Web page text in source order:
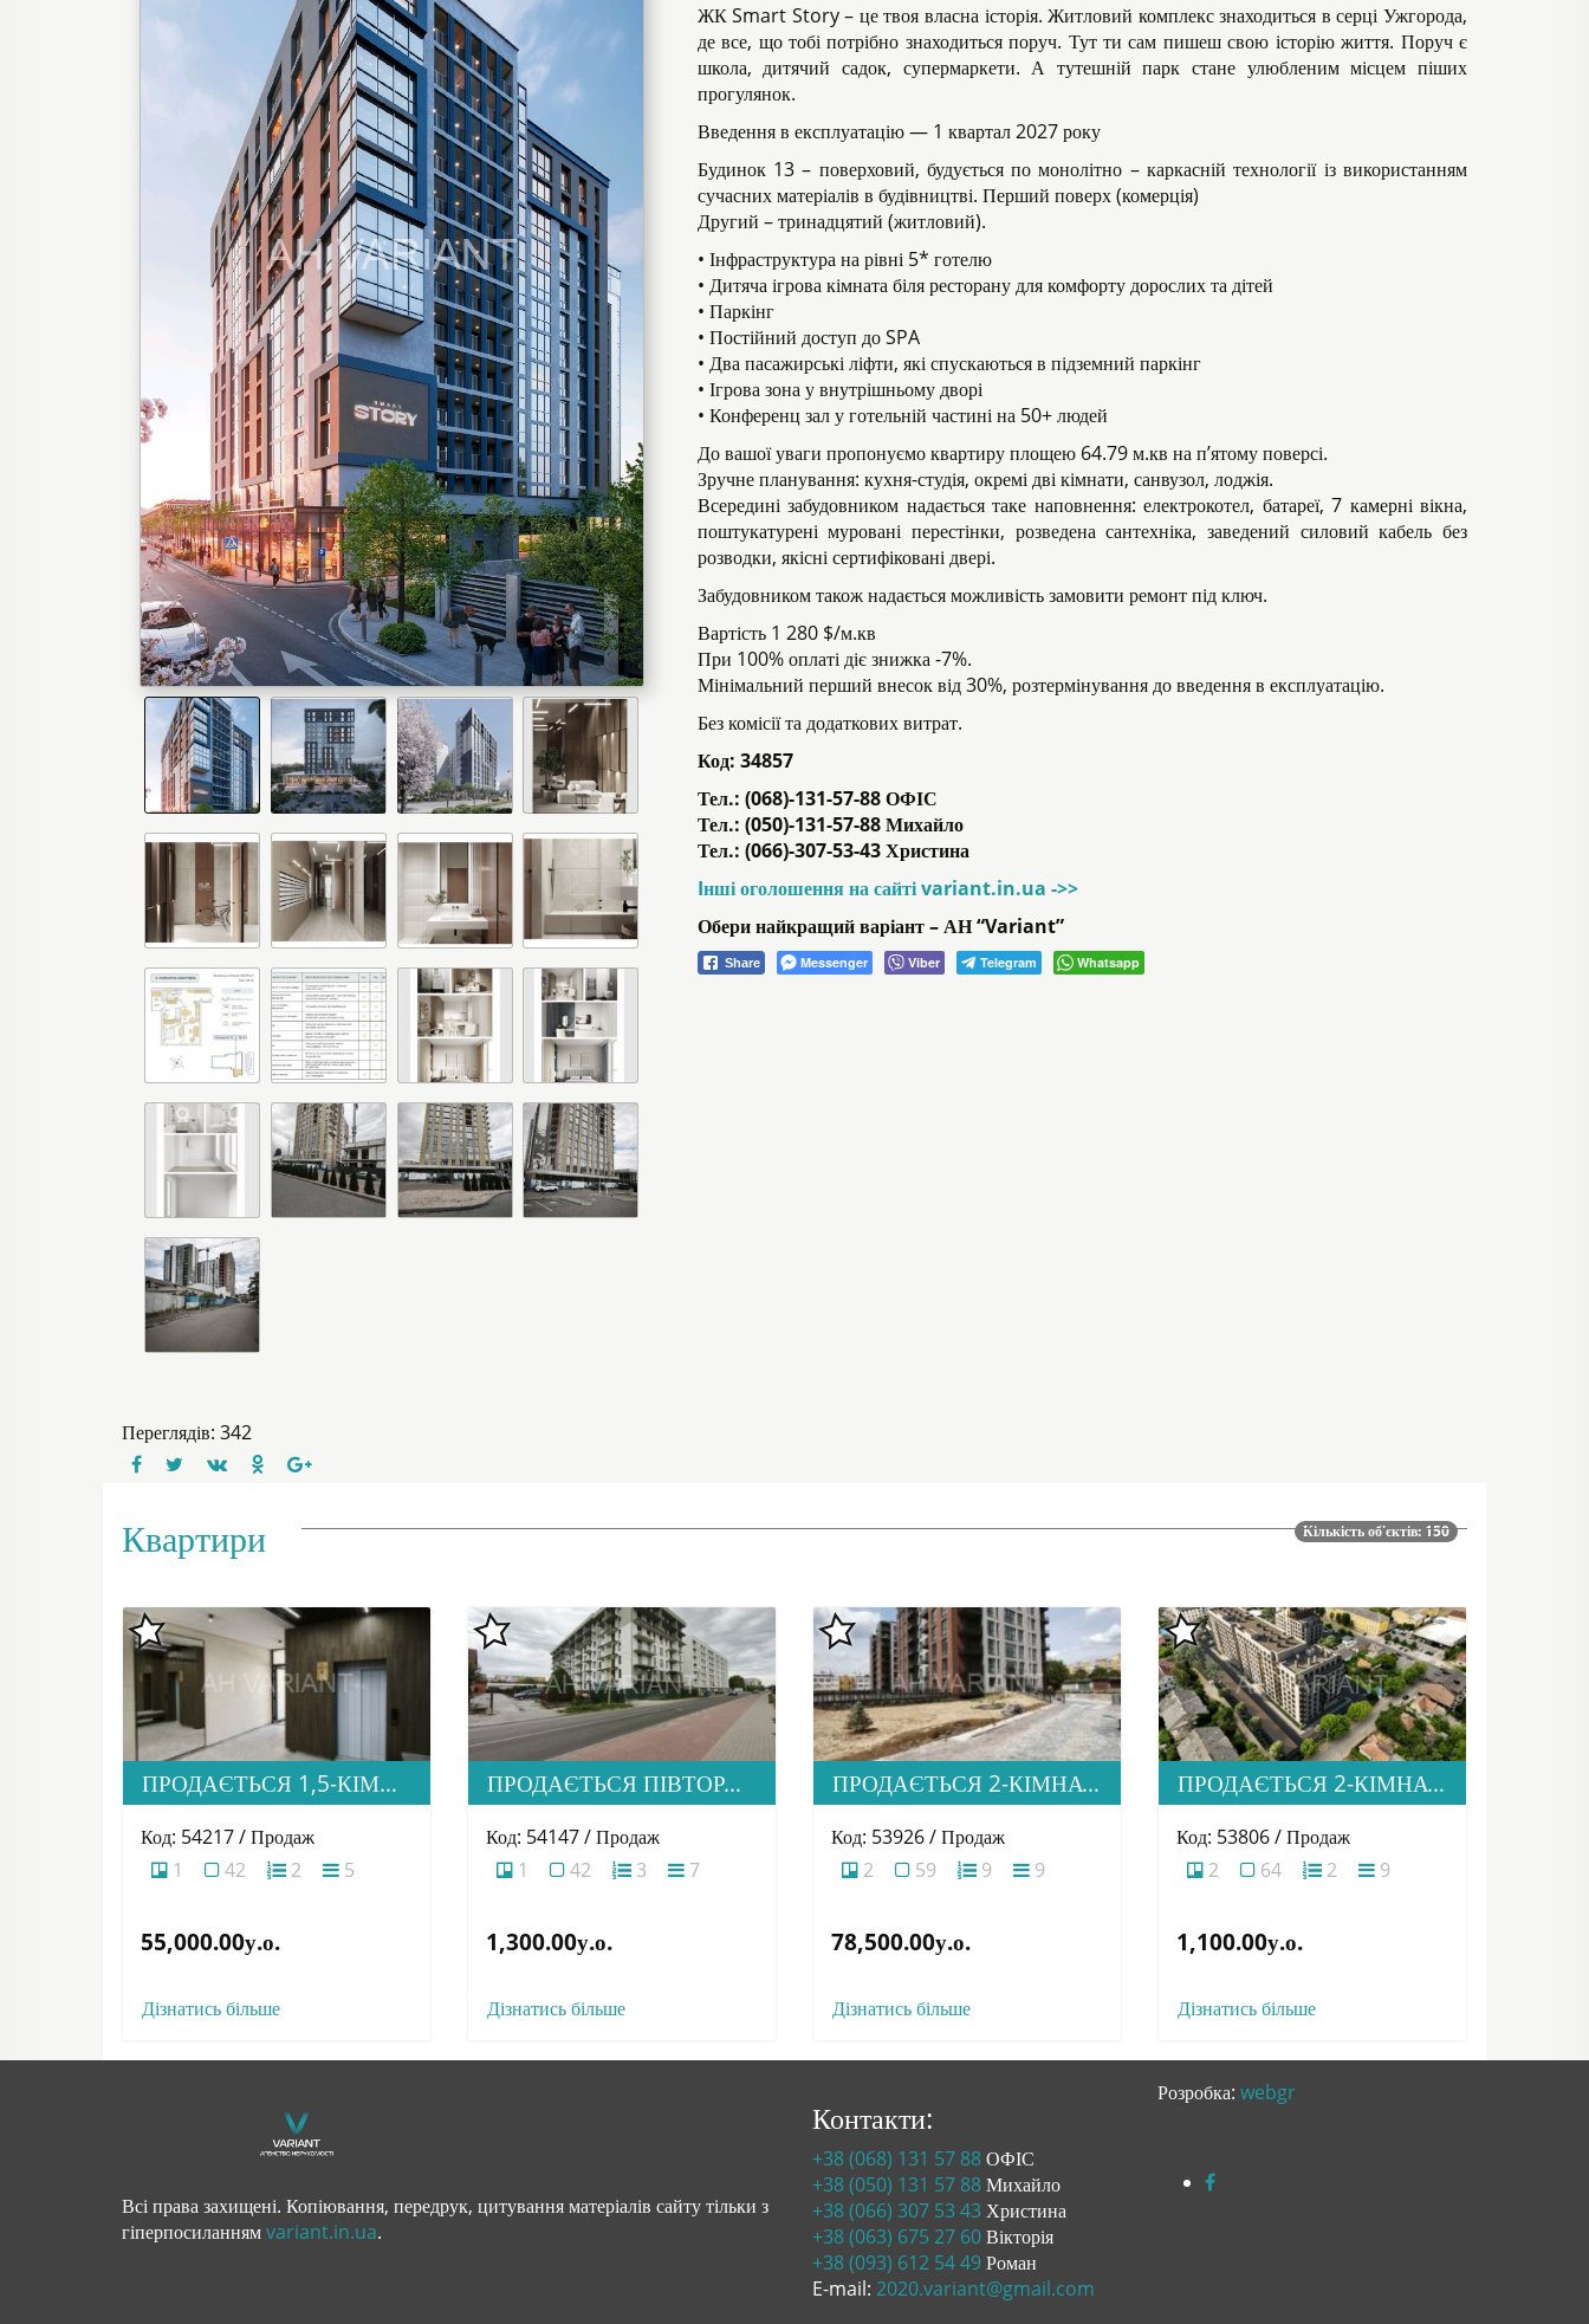
ЖК Smart Story – це твоя власна історія. Житловий комплекс знаходиться в серці Ужгорода,
де все, що тобі потрібно знаходиться поруч. Тут ти сам пишеш свою історію життя. Поруч є
школа, дитячий садок, супермаркети. А тутешній парк стане улюбленим місцем піших
прогулянок.
Введення в експлуатацію — 1 квартал 2027 року
Будинок 13 – поверховий, будується по монолітно – каркасній технології із використанням
сучасних матеріалів в будівництві. Перший поверх (комерція)
Другий – тринадцятий (житловий).
• Інфраструктура на рівні 5* готелю
• Дитяча ігрова кімната біля ресторану для комфорту дорослих та дітей
• Паркінг
• Постійний доступ до SPA
• Два пасажирські ліфти, які спускаються в підземний паркінг
• Ігрова зона у внутрішньому дворі
• Конференц зал у готельній частині на 50+ людей
До вашої уваги пропонуємо квартиру площею 64.79 м.кв на п’ятому поверсі.
Зручне планування: кухня-студія, окремі дві кімнати, санвузол, лоджія.
Всередині забудовником надається таке наповнення: електрокотел, батареї, 7 камерні вікна,
поштукатурені муровані перестінки, розведена сантехніка, заведений силовий кабель без
розводки, якісні сертифіковані двері.
Забудовником також надається можливість замовити ремонт під ключ.
Вартість 1 280 $/м.кв
При 100% оплаті діє знижка -7%.
Мінімальний перший внесок від 30%, розтермінування до введення в експлуатацію.
Без комісії та додаткових витрат.
Код: 34857
Тел.: (068)-131-57-88 ОФІС
Тел.: (050)-131-57-88 Михайло
Тел.: (066)-307-53-43 Христина
Iнші оголошення на сайті variant.in.ua ->>
Обери найкращий варіант – АН “Variant”
Share Messenger Viber Telegram Whatsapp
Переглядів: 342
Квартири Кількість об'єктів: 150
ПРОДАЄТЬСЯ 1,5-КІМНАТНА КВАРТИРА В НОВОБУДОВІ ЖК «ЗАГОРСЬКА»
Код: 54217 / Продаж
1
42 2 5
55,000.00у.о.
Дізнатись більше
ПРОДАЄТЬСЯ ПІВТОРАШКА (1.5) КВАРТИРА З ІДЕАЛЬНОЮ ЛОКАЦІЄЮ, ЖК HOME
Код: 54147 / Продаж
1
42 3 7
1,300.00у.о.
Дізнатись більше
ПРОДАЄТЬСЯ 2-КІМНАТНА КВАРТИРА В М. УЖГОРОД, ВУЛ. ТЛЕХАСА 19, ЖК “WEST TOWERS”
Код: 53926 / Продаж
2
59 9 9
78,500.00у.о.
Дізнатись більше
ПРОДАЄТЬСЯ 2-КІМНАТНА КВАРТИРА В НОВОМУ ЖК “ДІМ ДРУГЕТІВ”
Код: 53806 / Продаж
2
64 2 9
1,100.00у.о.
Дізнатись більше
Всі права захищені. Копіювання, передрук, цитування матеріалів сайту тільки з
гіперпосиланнямvariant.in.ua.
Контакти:
+38 (068) 131 57 88ОФІС
+38 (050) 131 57 88Михайло
+38 (066) 307 53 43 Христина
+38 (063) 675 27 60Вікторія
+38 (093) 612 54 49Роман
E-mail: 2020.variant@gmail.com
Розробка: webgr